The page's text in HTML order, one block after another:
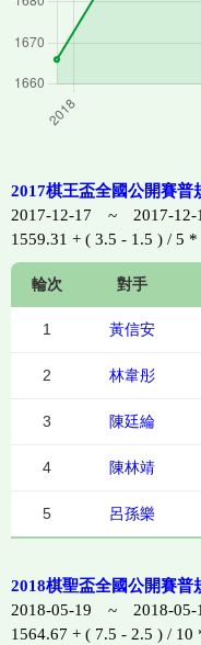
2017棋王盃全國公開賽普
2017-12-17 ~ 2017-12-
1559.31 + ( 3.5 - 1.5 ) / 5
輪次 對手
1 黃信安
2 林韋彤
3 陳廷綸
4 陳林靖
5 呂孫樂
2018棋聖盃全國公開賽普
2018-05-19 ~ 2018-05-
1564.67 + ( 7.5 - 2.5 ) /